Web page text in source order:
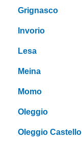
Grignasco
Invorio
Lesa
Meina
Momo
Oleggio
Oleggio Castello